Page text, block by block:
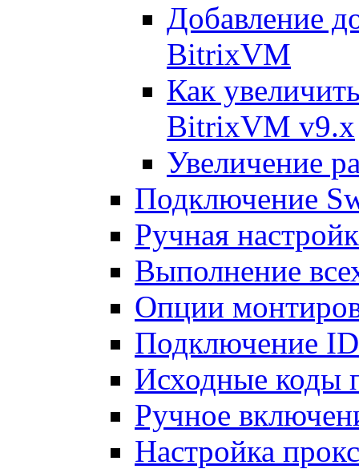
Добавление
BitrixVM
Как
BitrixVM v9.x
Увеличение
Подключение
Ручная
Выполнение
Опции
Подключение
Исходные коды
Ручное
Настройка